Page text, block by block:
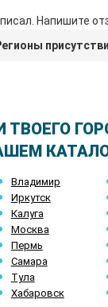
Напишите
ТВОЕГО
Владимир
Иркутск
Калуга
Москва
Пермь
Самара
Тула
Хабаровск